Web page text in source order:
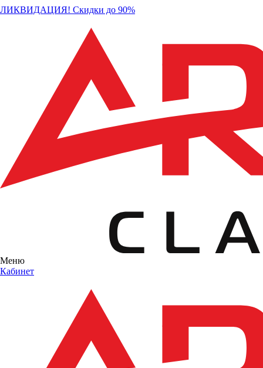
ЛИКВИДАЦИЯ! Скидки до 90%
Меню
Кабинет